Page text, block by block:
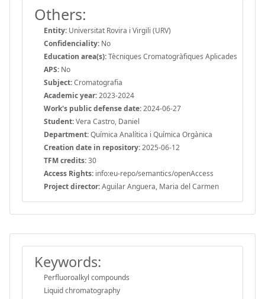
Others:
Entity: Universitat Rovira i Virgili (URV)
Confidenciality: No
Education area(s):Tècniques Cromatogràfiques Aplicades
APS: No
Subject:Cromatografia
Academic year:2023-2024
Work's public defense date:2024-06-27
Student:Vera Castro, Daniel
Department:Química Analítica i Química Orgànica
Creation date in repository:2025-06-12
TFM credits:30
Access Rights: info:eu-repo/semantics/openAccess
Project director:Aguilar Anguera, Maria del Carmen
Keywords:
Perfluoroalkyl compounds
Liquid chromatography